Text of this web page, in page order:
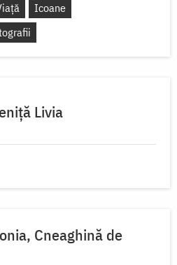
Icoane
Livia
Cneaghină de